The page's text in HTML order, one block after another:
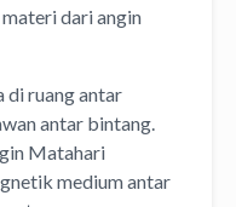
dari angin
di ruang antar
antar bintang.
Matahari
medium antar